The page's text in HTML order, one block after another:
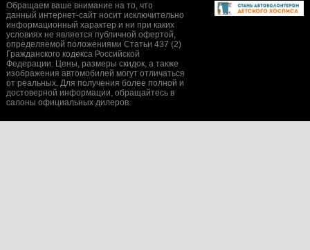
Обращаем ваше внимание на то, что
данный интернет-сайт носит исключительно
информационный характер и ни при каких
условиях не является публичной офертой,
определяемой положениями Статьи 437 (2)
Гражданского кодекса Российской
Федерации. Цены, размеры скидок, а также
изображения автомобилей могут отличаться
от реальных. Для получения более полной и
достоверной информации, обращайтесь в
салоны официальных дилеров.